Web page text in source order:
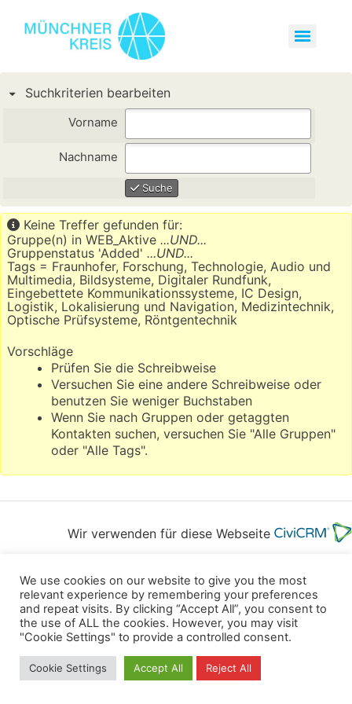
Suchkriterien bearbeiten
Vorname
Nachname
Suche
Keine Treffer gefunden für:
Gruppe(n) in WEB_Aktive ...UND...
Gruppenstatus 'Added' ...UND...
Tags = Fraunhofer, Forschung, Technologie, Audio und
Multimedia, Bildsysteme, Digitaler Rundfunk,
Eingebettete Kommunikationssysteme, IC Design,
Logistik, Lokalisierung und Navigation, Medizintechnik,
Optische Prüfsysteme, Röntgentechnik
Vorschläge
Prüfen Sie die Schreibweise
Versuchen Sie eine andere Schreibweise oder
benutzen Sie weniger Buchstaben
Wenn Sie nach Gruppen oder getaggten
Kontakten suchen, versuchen Sie "Alle Gruppen"
oder "Alle Tags".
Wir verwenden für diese Webseite
Datenschutz Kopierrechte
Impressum
Kontakt
All rights reserved
We use cookies on our website to give you the most
relevant experience by remembering your preferences
and repeat visits. By clicking “Accept All”, you consent to
the use of ALL the cookies. However, you may visit
"Cookie Settings" to provide a controlled consent.
Cookie Settings Accept All Reject All